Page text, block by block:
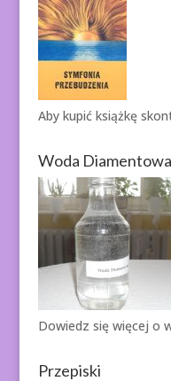
Aby kupić książkę
Woda Diamentowa
Dowiedz się więcej o
Przepiski